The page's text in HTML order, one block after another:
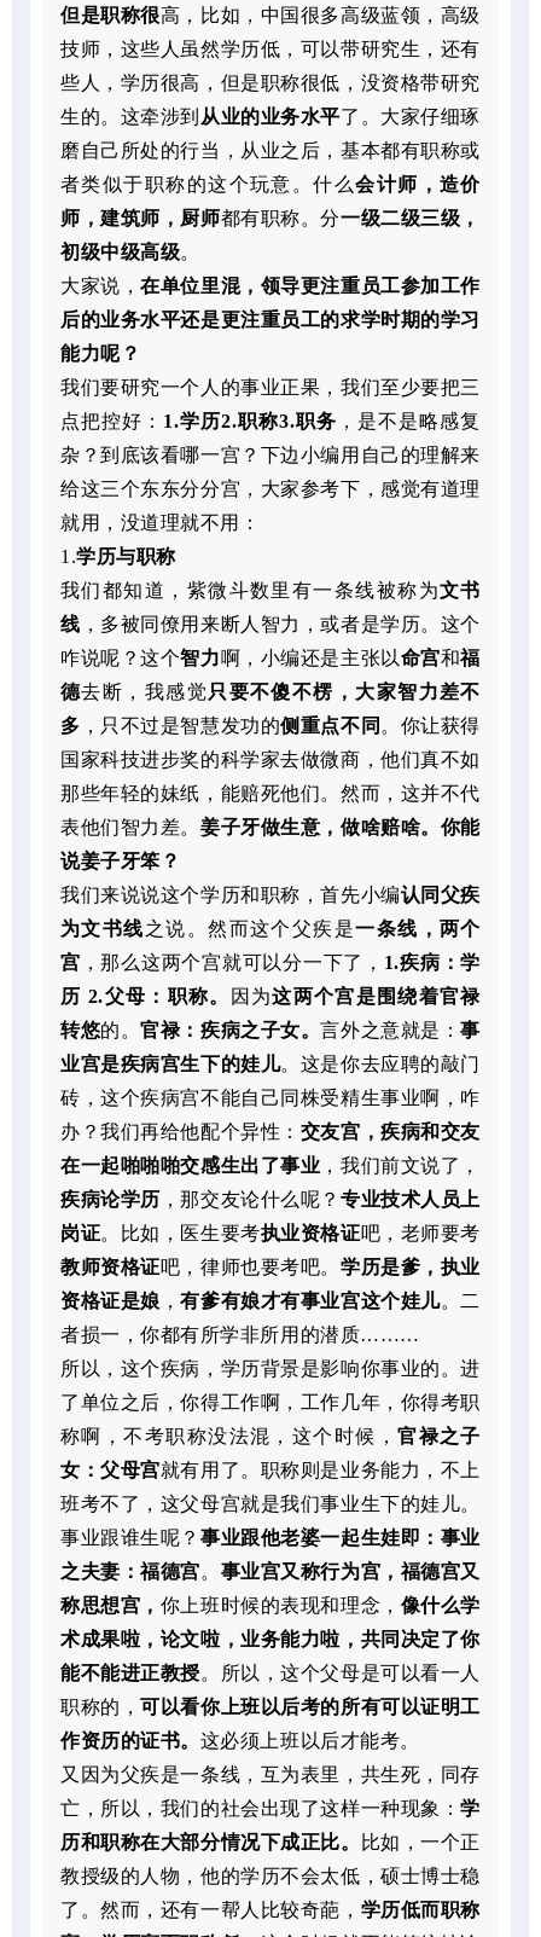
但是职称很高，比如，中国很多高级蓝领，高级
技师，这些人虽然学历低，可以带研究生，还有
些人，学历很高，但是职称很低，没资格带研究
生的。这牵涉到 从业的业务水平了。大家仔细琢
磨自己所处的行当，从业之后，基本都有职称或
者类似于职称的这个玩意。什么会计师，造价
师，建筑师，厨师都有职称。分一级二级三级，
初级中级高级。
大家说，在单位里混，领导更注重员工参加工作
后的业务水平还是更注重员工的求学时期的学习
能力呢？
我们要研究一个人的事业正果，我们至少要把三
点把控好： 1.学历2.职称3.职务 ，是不是略感复
杂？到底该看哪一宫？下边小编用自己的理解来
给这三个东东分分宫，大家参考下，感觉有道理
就用，没道理就不用：
1.学历与职称
我们都知道，紫微斗数里有一条线被称为文书
线 ，多被同僚用来断人智力，或者是学历。这个
咋说呢？这个智力啊，小编还是主张以命宫和福
德去断，我感觉只要不傻不楞，大家智力差不
多 ，只不过是智慧发功的侧重点不同 。你让获得
国家科技进步奖的科学家去做微商，他们真不如
那些年轻的妹纸，能赔死他们。然而，这并不代
表他们智力差。姜子牙做生意，做啥赔啥。你能
说姜子牙笨？
我们来说说这个学历和职称，首先小编认同父疾
为文书线之说。然而这个父疾是一条线，两个
宫 ，那么这两个宫就可以分一下了， 1.疾病：学
历 2.父母：职称。
因为这两个宫是围绕着官禄
转悠的。官禄：疾病之子女。言外之意就是：事
业宫是疾病宫生下的娃儿。这是你去应聘的敲门
砖，这个疾病宫不能自己同株受精生事业啊，咋
办？我们再给他配个异性： 交友宫，疾病和交友
在一起啪啪啪交感生出了事业 ，我们前文说了，
疾病论学历 ，那交友论什么呢？专业技术人员上
岗证。比如，医生要考执业资格证吧，老师要考
教师资格证吧，律师也要考吧。学历是爹，执业
资格证是娘 ，有爹有娘才有事业宫这个娃儿。二
者损一，你都有所学非所用的潜质………
所以，这个疾病，学历背景是影响你事业的。进
了单位之后，你得工作啊，工作几年，你得考职
称啊，不考职称没法混，这个时候，官禄之子
女：父母宫就有用了。职称则是业务能力，不上
班考不了，这父母宫就是我们事业生下的娃儿。
事业跟谁生呢？事业跟他老婆一起生娃即：事业
之夫妻：福德宫。 事业宫又称行为宫，福德宫又
称思想宫， 你上班时候的表现和理念， 像什么学
术成果啦，论文啦，业务能力啦，共同决定了你
能不能进正教授。所以，这个父母是可以看一人
职称的，可以看你上班以后考的所有可以证明工
作资历的证书。 这必须上班以后才能考。
又因为父疾是一条线，互为表里，共生死，同存
亡，所以，我们的社会出现了这样一种现象：学
历和职称在大部分情况下成正比。
比如，一个正
教授级的人物，他的学历不会太低，硕士博士稳
了。然而，还有一帮人比较奇葩， 学历低而职称